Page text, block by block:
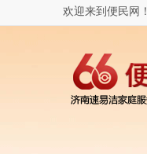
欢迎来到便民网！